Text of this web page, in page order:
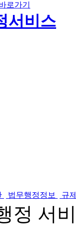
로가기
법무행정정보 규
정 서